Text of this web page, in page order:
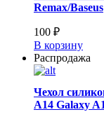
Remax/Baseus
100 ₽
В корзину
Распродажа
Чехол
A14 Galaxy